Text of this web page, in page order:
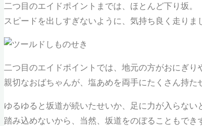
二つ目のエイドポイントまでは、ほとんど下り坂。
スピードを出しすぎないように、気持ち良く走りま
二つ目のエイドポイントでは、地元の方がおにぎり
親切なおばちゃんが、塩あめを両手にたくさん持た
ゆるゆると坂道が続いたせいか、足に力が入らない
踏み込めないから、当然、坂道をのぼることもでき